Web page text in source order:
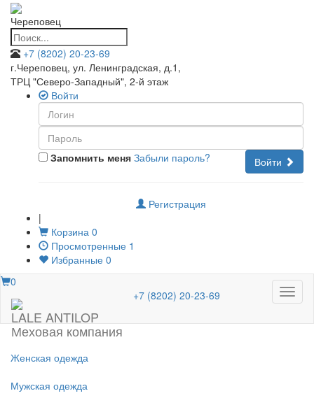
Череповец
+7 (8202) 20-23-69
г.Череповец, ул. Ленинградская, д.1 ,
ТРЦ "Северо-Западный", 2-й этаж
Войти
Запомнить меня Войти
Забыли пароль?
Регистрация
|
Корзина 0
Просмотренные 1
Избранные 0
Меню
0
LALE ANTILOP
Меховая компания
+7 (8202) 20-23-69
Женская одежда
Мужская одежда